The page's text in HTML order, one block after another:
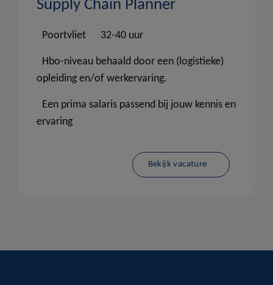
Supply Chain Planner
Poortvliet 32-40 uur
Hbo-niveau behaald door een (logistieke)
opleiding en/of werkervaring.
Een prima salaris passend bij jouw kennis en
ervaring
Bekijk vacature